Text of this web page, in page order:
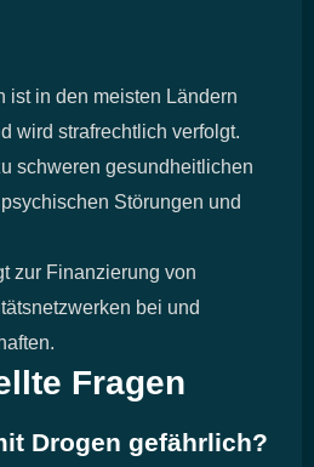
ist in den meisten Ländern
wird strafrechtlich verfolgt.
schweren gesundheitlichen
Störungen und
zur Finanzierung von
bei und
Fragen
Drogen gefährlich?